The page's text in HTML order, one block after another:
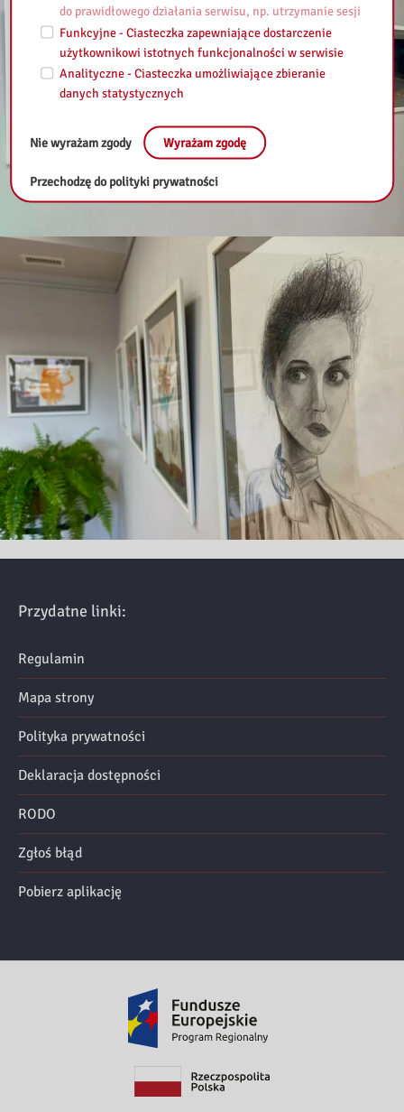
Przydatne linki:
Regulamin
Mapa strony
Polityka prywatności
Deklaracja dostępności
RODO
Zgłoś błąd
Pobierz aplikację
do prawidłowego działania serwisu, np. utrzymanie sesji
Funkcyjne - Ciasteczka zapewniające dostarczenie
użytkownikowi istotnych funkcjonalności w serwisie
Analityczne - Ciasteczka umożliwiające zbieranie
danych statystycznych
Nie wyrażam zgody Wyrażam zgodę
Przechodzę do polityki prywatności